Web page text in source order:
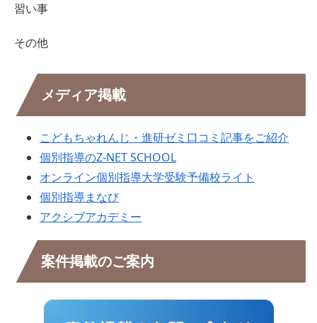
習い事
その他
メディア掲載
こどもちゃれんじ・進研ゼミ口コミ記事をご紹介
個別指導のZ-NET SCHOOL
オンライン個別指導大学受験予備校ライト
個別指導まなび
アクシブアカデミー
案件掲載のご案内